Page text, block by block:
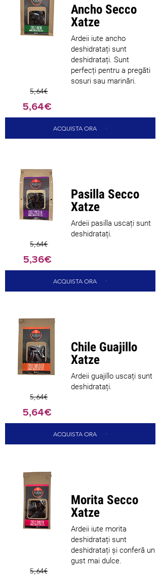
Ancho Secco
Xatze
Ardeii iute ancho
deshidratați sunt
deshidratați. Sunt
perfecți pentru a pregăti
sosuri sau marinări.
5,64€
5,64€
ACQUISTA ORA
Pasilla Secco
Xatze
Ardeii pasilla uscați sunt
deshidratați.
5,64€
5,36€
ACQUISTA ORA
Chile Guajillo
Xatze
Ardeii guajillo uscați sunt
deshidratați.
5,64€
5,64€
ACQUISTA ORA
Morita Secco
Xatze
Ardeii iute morita
deshidratați sunt
deshidratați și conferă un
gust mai dulce.
5,64€